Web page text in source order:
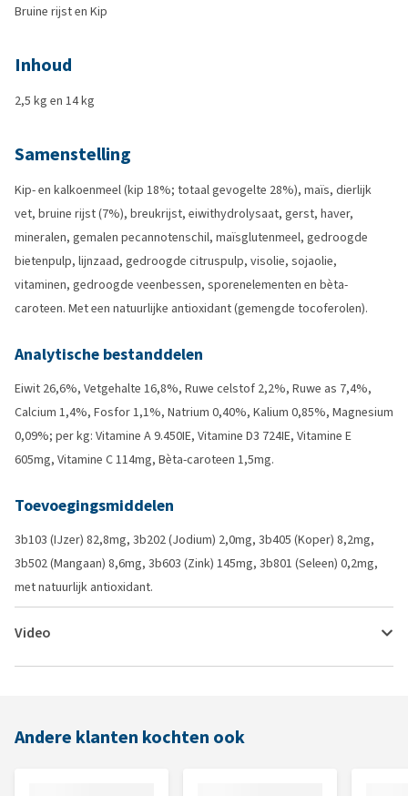
Bruine rijst en Kip
Inhoud
2,5 kg en 14 kg
Samenstelling
Kip- en kalkoenmeel (kip 18%; totaal gevogelte 28%), maïs, dierlijk
vet, bruine rijst (7%), breukrijst, eiwithydrolysaat, gerst, haver,
mineralen, gemalen pecannotenschil, maïsglutenmeel, gedroogde
bietenpulp, lijnzaad, gedroogde citruspulp, visolie, sojaolie,
vitaminen, gedroogde veenbessen, sporenelementen en bèta-
caroteen. Met een natuurlijke antioxidant (gemengde tocoferolen).
Analytische bestanddelen
Eiwit 26,6%, Vetgehalte 16,8%, Ruwe celstof 2,2%, Ruwe as 7,4%,
Calcium 1,4%, Fosfor 1,1%, Natrium 0,40%, Kalium 0,85%, Magnesium
0,09%; per kg: Vitamine A 9.450IE, Vitamine D3 724IE, Vitamine E
605mg, Vitamine C 114mg, Bèta-caroteen 1,5mg.
Toevoegingsmiddelen
3b103 (IJzer) 82,8mg, 3b202 (Jodium) 2,0mg, 3b405 (Koper) 8,2mg,
3b502 (Mangaan) 8,6mg, 3b603 (Zink) 145mg, 3b801 (Seleen) 0,2mg,
met natuurlijk antioxidant.
Video
Andere klanten kochten ook